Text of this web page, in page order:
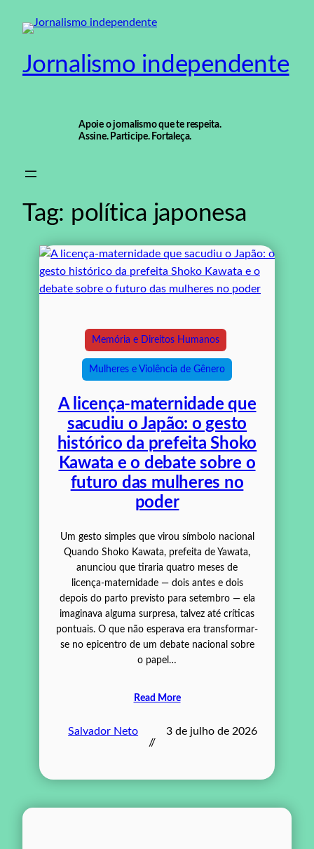
para
conteúdo
Jornalismo independente
Apoie o jornalismo que te respeita.
Assine. Participe. Fortaleça.
Tag: política japonesa
Memória e Direitos Humanos
Mulheres e Violência de Gênero
A licença‑maternidade que
sacudiu o Japão: o gesto
histórico da prefeita Shoko
Kawata e o debate sobre o
futuro das mulheres no
poder
Um gesto simples que virou símbolo nacional
Quando Shoko Kawata, prefeita de Yawata,
anunciou que tiraria quatro meses de
licença‑maternidade — dois antes e dois
depois do parto previsto para setembro — ela
imaginava alguma surpresa, talvez até críticas
pontuais. O que não esperava era transformar-
se no epicentro de um debate nacional sobre
o papel…
Read More
Salvador Neto
//
3 de julho de 2026